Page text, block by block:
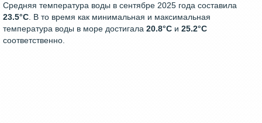
Средняя температура воды в сентябре 2025 года составила
23.5°C . В то время как минимальная и максимальная
температура воды в море достигала 20.8°C и 25.2°C
соответственно.